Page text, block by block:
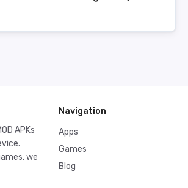
APKs
we
Navigation
Apps
Games
Blog